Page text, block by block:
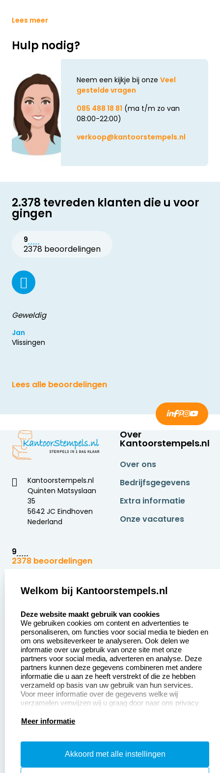
Lees meer
Hulp nodig?
Neem een kijkje bij onze Veel
gestelde vragen
085 488 18 81 (ma t/m zo van
08:00-22:00)
verkoop@kantoorstempels.nl
2.378 tevreden klanten die u voor
gingen
9
2378 beoordelingen
Geweldig
Jan
Vlissingen
Lees alle beoordelingen
Kantoorstempels.nl
Quinten Matsyslaan
35
5642 JC Eindhoven
Nederland
9
2378 beoordelingen
Over
Kantoorstempels.nl
Over ons
Bedrijfsgegevens
Extra informatie
Onze vacatures
Zakelijk:
Aanvraag op maat
Betaling &
Verzending
Wederverkoper
worden
Sale
Klantenservice:
Contact opnemen
Veel gestelde vragen
Retourneren
Herroepingsrecht
Productinformatie:
Instructiepagina
Welkom bij Kantoorstempels.nl
Deze website maakt gebruik van cookies
We gebruiken cookies om content en advertenties te
personaliseren, om functies voor social media te bieden en
om ons websiteverkeer te analyseren. Ook delen we
informatie over uw gebruik van onze site met onze
partners voor social media, adverteren en analyse. Deze
partners kunnen deze gegevens combineren met andere
informatie die u aan ze heeft verstrekt of die ze hebben
verzameld op basis van uw gebruik van hun services.
Voor meer informatie over de gegevens welke wij
verzamelen verwijzen wij u graag door naar ons privacy
Meer informatie
Akkoord met alle instellingen